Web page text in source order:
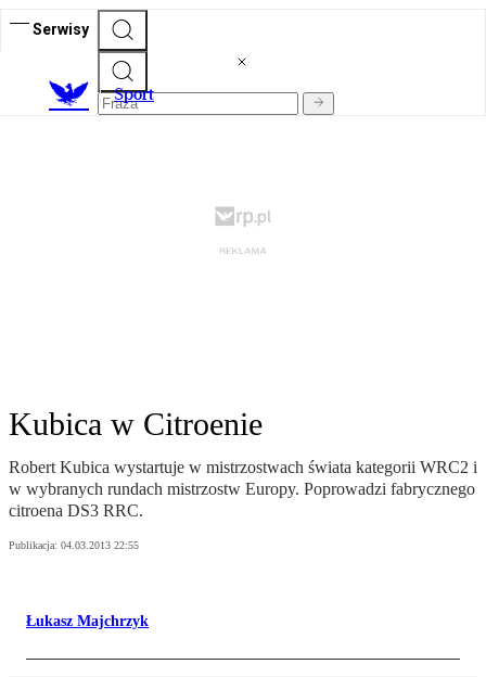
Serwisy
Sport
Kubica w Citroenie
Robert Kubica wystartuje w mistrzostwach świata kategorii WRC2 i
w wybranych rundach mistrzostw Europy. Poprowadzi fabrycznego
citroena DS3 RRC.
Publikacja: 04.03.2013 22:55
Łukasz Majchrzyk